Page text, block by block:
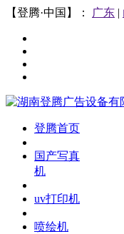
【登腾·中国】： 广东 |
登腾首页
国产写真
机
uv打印机
喷绘机